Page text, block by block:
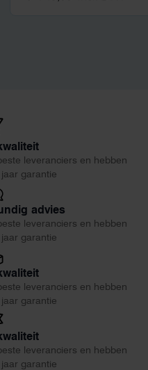
leveranciers en hebben
garantie
advies
leveranciers en hebben
garantie
leveranciers en hebben
garantie
leveranciers en hebben
garantie